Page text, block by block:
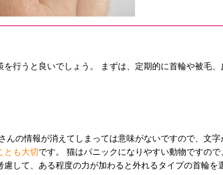
行うと良いでしょう。 まずは、定期的に首輪や被毛
の情報が消えてしまっては意味がないですので、文
とも大切です。 猫はパニックになりやすい動物ですの
して、ある程度の力が加わると外れるタイプの首輪を